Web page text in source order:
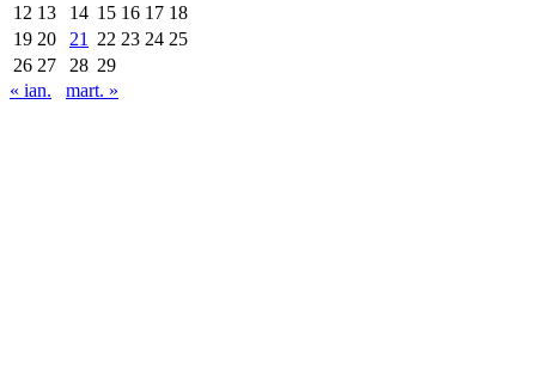
12 13 14 15 16 17 18
19 20 21 22 23 24 25
26 27 28 29
« ian.
mart. »